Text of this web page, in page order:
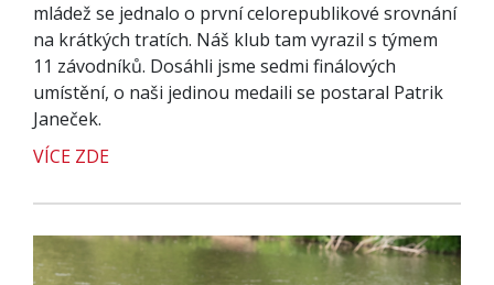
mládež se jednalo o první celorepublikové srovnání
na krátkých tratích. Náš klub tam vyrazil s týmem
11 závodníků. Dosáhli jsme sedmi finálových
umístění, o naši jedinou medaili se postaral Patrik
Janeček.
VÍCE ZDE